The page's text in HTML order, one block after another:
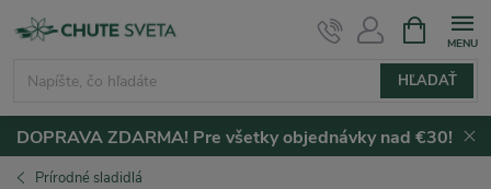
Prejsť
HĽADAŤ
KOŠÍK
DOPRAVA ZDARMA! Pre všetky objednávky nad €30!
Prírodné sladidlá